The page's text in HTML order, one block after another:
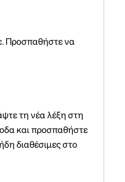
Προσπαθήστε να
τη νέα λέξη στη
και προσπαθήστε
διαθέσιμες στο